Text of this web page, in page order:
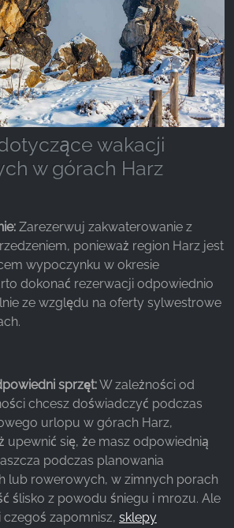
wakacji
w górach Harz
Zarezerwuj zakwaterowanie z
ponieważ region Harz jest
wypoczynku w okresie
dokonać rezerwacji odpowiednio
ze względu na oferty sylwestrowe
sprzęt:W zależności od
chcesz doświadczyć podczas
urlopu w górach Harz,
upewnić się, że masz odpowiednią
podczas planowania
lub rowerowych, w zimnych porach
ślisko z powodu śniegu i mrozu. Ale
zapomnisz, sklepy